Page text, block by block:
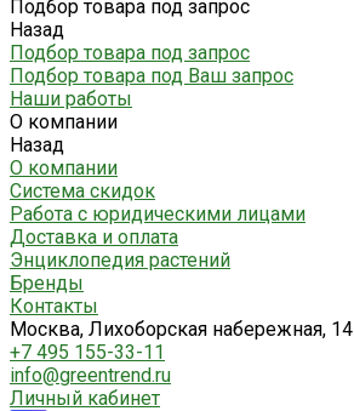
Подбор товара под запрос
Назад
Подбор товара под запрос
Подбор товара под Ваш запрос
Наши работы
О компании
Назад
О компании
Система скидок
Работа с юридическими лицами
Доставка и оплата
Энциклопедия растений
Бренды
Контакты
Москва, Лихоборская набережная, 14
+7 495 155-33-11
info@greentrend.ru
Личный кабинет